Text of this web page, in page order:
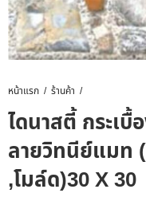
หน้าแรก ร้านค้า
ไดนาสตี้ กระเบื้
ลายวิทนีย์แมท
,โมล์ด)30 X 30